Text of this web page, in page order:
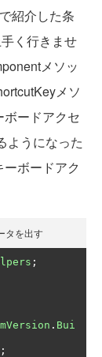
で紹介した条
く行きませ
メソッ
メソ
ードアクセ
ようになった
ボードアク
タを出す
;
. Bui
;